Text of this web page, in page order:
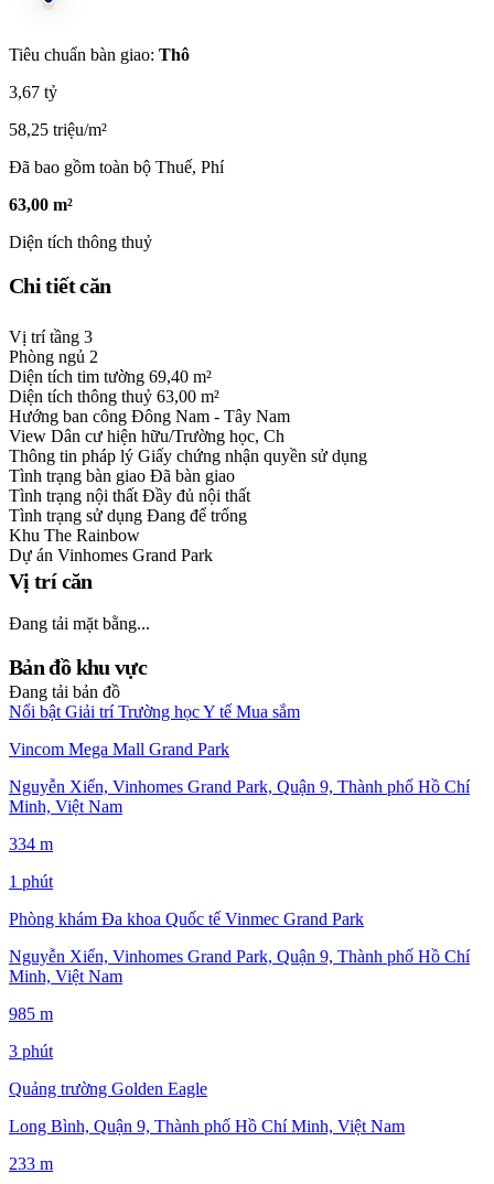
Tiêu chuẩn bàn giao: Thô
3,67 tỷ
58,25 triệu/m²
Đã bao gồm toàn bộ Thuế, Phí
63,00 m²
Diện tích thông thuỷ
Chi tiết căn
Vị trí tầng 3
Phòng ngủ 2
Diện tích tim tường 69,40 m²
Diện tích thông thuỷ 63,00 m²
Hướng ban công Đông Nam - Tây Nam
View Dân cư hiện hữu/Trường học, Ch
Thông tin pháp lý Giấy chứng nhận quyền sử dụng
Tình trạng bàn giao Đã bàn giao
Tình trạng nội thất Đầy đủ nội thất
Tình trạng sử dụng Đang để trống
Khu The Rainbow
Dự án Vinhomes Grand Park
Vị trí căn
Đang tải mặt bằng...
Bản đồ khu vực
Đang tải bản đồ
Nổi bật Giải trí Trường họcY tế Mua sắm
Vincom Mega Mall Grand Park
Nguyễn Xiển, Vinhomes Grand Park, Quận 9, Thành phố Hồ Chí
Minh, Việt Nam
334 m
1 phút
Phòng khám Đa khoa Quốc tế Vinmec Grand Park
Nguyễn Xiển, Vinhomes Grand Park, Quận 9, Thành phố Hồ Chí
Minh, Việt Nam
985 m
3 phút
Quảng trường Golden Eagle
Long Bình, Quận 9, Thành phố Hồ Chí Minh, Việt Nam
233 m